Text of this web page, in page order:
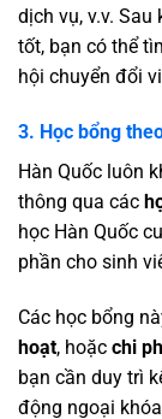
dịch vụ, v.v.
tốt, bạn có thể
hội chuyển đổi
3. Học bổng
Hàn Quốc luôn
thông qua các
học Hàn Quốc
phần cho sinh
Các học bổng
hoạt, hoặc chi
bạn cần duy trì
động ngoại